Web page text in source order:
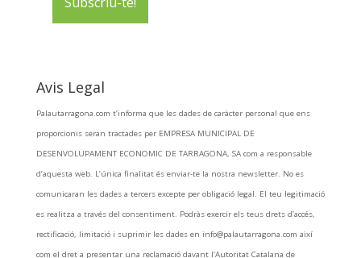
Avis Legal
Palautarragona.com t’informa que les dades de caràcter personal que ens
proporcionis seran tractades per EMPRESA MUNICIPAL DE
DESENVOLUPAMENT ECONOMIC DE TARRAGONA, SA com a responsable
d’aquesta web. L’única finalitat és enviar-te la nostra newsletter. No es
comunicaran les dades a tercers excepte per obligació legal. El teu legitimació
es realitza a través del consentiment. Podràs exercir els teus drets d’accés,
rectificació, limitació i suprimir les dades en info@palautarragona.com així
com el dret a presentar una reclamació davant l’Autoritat Catalana de